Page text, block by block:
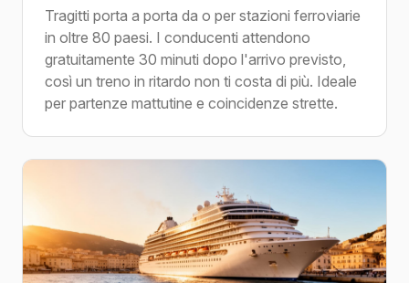
Tragitti porta a porta da o per stazioni ferroviarie
in oltre 80 paesi. I conducenti attendono
gratuitamente 30 minuti dopo l'arrivo previsto,
così un treno in ritardo non ti costa di più. Ideale
per partenze mattutine e coincidenze strette.